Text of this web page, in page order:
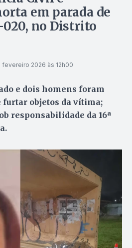
em parada de
020, no Distrito
fevereiro 2026 às 12h00
e dois homens foram
furtar objetos da vítima;
responsabilidade da 16ª